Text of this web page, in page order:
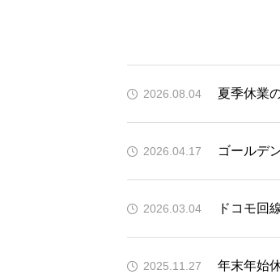
2026.08.04 夏季休業
2026.04.17 ゴールデ
2026.03.04 ドコモ回
2025.11.27 年末年始